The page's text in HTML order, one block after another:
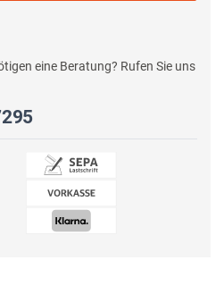
eine Beratung? Rufen Sie uns